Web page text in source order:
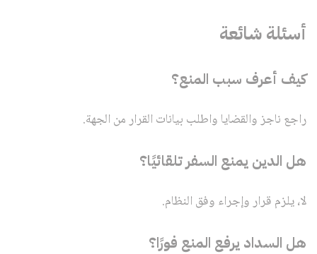
أسئلة شائعة
كيف أعرف سبب المنع؟
راجع ناجز والقضايا واطلب بيانات القرار من الجهة.
هل الدين يمنع السفر تلقائيًا؟
لا، يلزم قرار وإجراء وفق النظام.
هل السداد يرفع المنع فورًا؟